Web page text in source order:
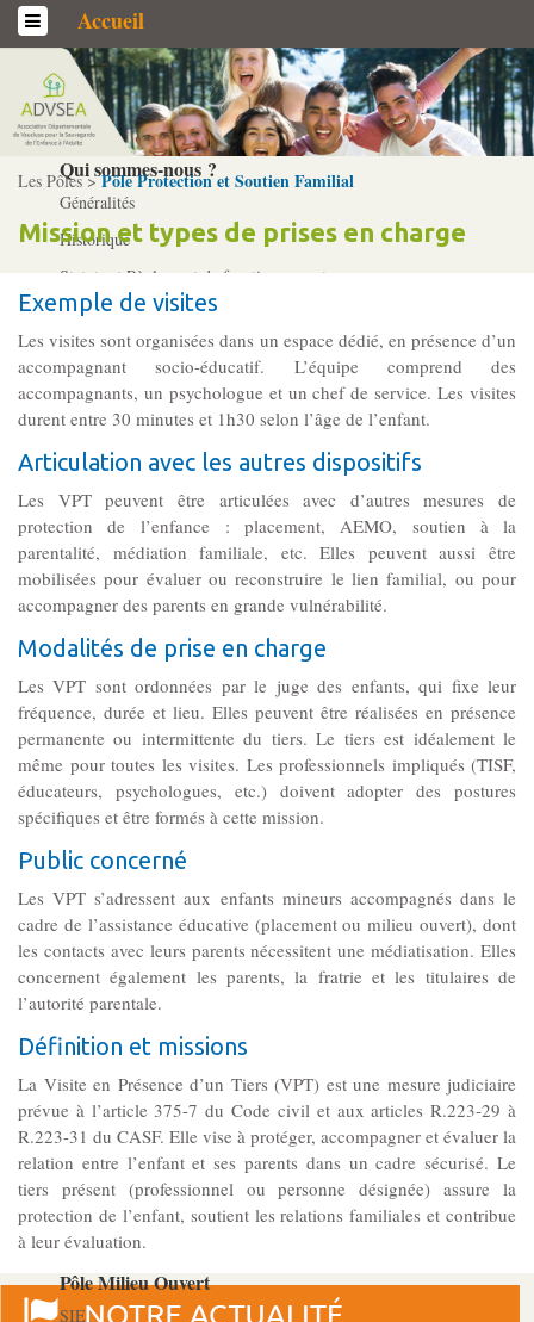
Accueil
L’association
Qui sommes-­nous ?
Généralités
Historique
Statuts et Règlement de fonctionnement
Nos partenaires
Institutionnels
Acteurs
Professionnels
Gouvernance
Conseil d’administration
Le siège
Son équipe
Ses locaux
Son histoire
Ses missions, son objet
Rapports d’activité
Les Pôles
Pôle Socio-­Éducatif
Service de Prévention spécialisée territorialisée
Pôle Milieu Ouvert
SIE
Les Pôles >Pôle Protection et Soutien Familial
Mission et types de prises en charge
Exemple de visites
Les visites sont organisées dans un espace dédié, en présence d’un
accompagnant socio-éducatif. L’équipe comprend des
accompagnants, un psychologue et un chef de service. Les visites
durent entre 30 minutes et 1h30 selon l’âge de l’enfant.
Articulation avec les autres dispositifs
Les VPT peuvent être articulées avec d’autres mesures de
protection de l’enfance : placement, AEMO, soutien à la
parentalité, médiation familiale, etc. Elles peuvent aussi être
mobilisées pour évaluer ou reconstruire le lien familial, ou pour
accompagner des parents en grande vulnérabilité.
Modalités de prise en charge
Les VPT sont ordonnées par le juge des enfants, qui fixe leur
fréquence, durée et lieu. Elles peuvent être réalisées en présence
permanente ou intermittente du tiers. Le tiers est idéalement le
même pour toutes les visites. Les professionnels impliqués (TISF,
éducateurs, psychologues, etc.) doivent adopter des postures
spécifiques et être formés à cette mission.
Public concerné
Les VPT s’adressent aux enfants mineurs accompagnés dans le
cadre de l’assistance éducative (placement ou milieu ouvert), dont
les contacts avec leurs parents nécessitent une médiatisation. Elles
concernent également les parents, la fratrie et les titulaires de
l’autorité parentale.
Définition et missions
La Visite en Présence d’un Tiers (VPT) est une mesure judiciaire
prévue à l’article 375-7 du Code civil et aux articles R.223-29 à
R.223-31 du CASF. Elle vise à protéger, accompagner et évaluer la
relation entre l’enfant et ses parents dans un cadre sécurisé. Le
tiers présent (professionnel ou personne désignée) assure la
protection de l’enfant, soutient les relations familiales et contribue
à leur évaluation.